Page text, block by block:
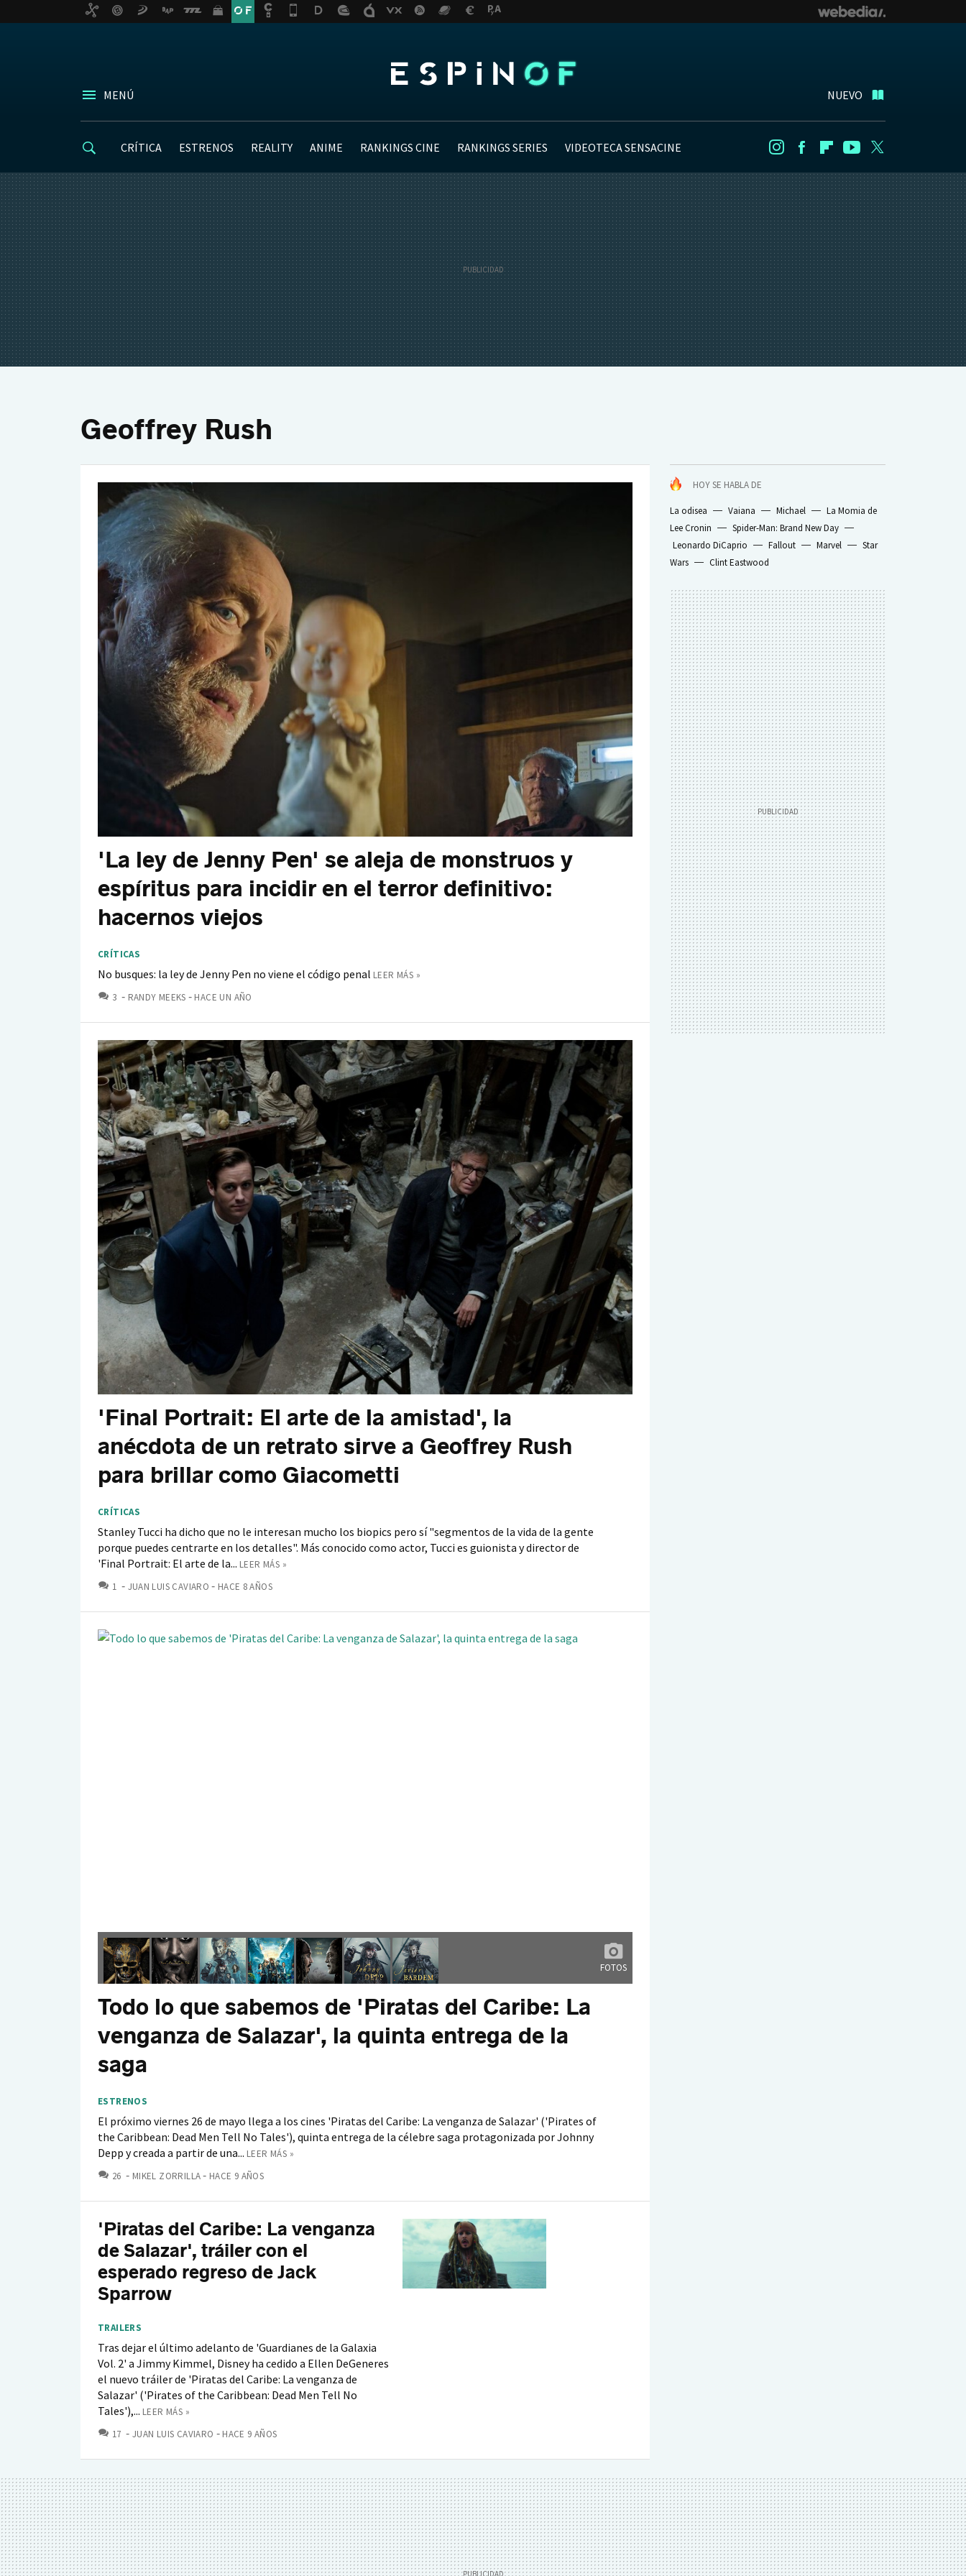
MENÚ NUEVO
CRÍTICA ESTRENOS REALITY ANIME RANKINGS CINE RANKINGS SERIES VIDEOTECA SENSACINE InstagramFacebookFlipboard
Youtube
Geoffrey Rush
HOY SE HABLA DE
La odisea Vaiana Michael
La Momia de
Lee Cronin
Spider-Man: Brand New Day
Leonardo DiCaprio
Fallout Marvel
Star
Wars
Clint Eastwood
'La ley de Jenny Pen' se aleja de monstruos y
espíritus para incidir en el terror definitivo:
hacernos viejos
CRÍTICAS
No busques: la ley de Jenny Pen no viene el código penal LEER MÁS »
3 COMENTARIOS
RANDY MEEKS HACE UN AÑO
'Final Portrait: El arte de la amistad', la
anécdota de un retrato sirve a Geoffrey Rush
para brillar como Giacometti
CRÍTICAS
Stanley Tucci ha dicho que no le interesan mucho los biopics pero sí "segmentos de la vida de la gente
porque puedes centrarte en los detalles". Más conocido como actor, Tucci es guionista y director de
'Final Portrait: El arte de la... LEER MÁS »
1 COMENTARIOS
JUAN LUIS CAVIARO HACE 8 AÑOS
FOTOS
Todo lo que sabemos de 'Piratas del Caribe: La
venganza de Salazar', la quinta entrega de la
saga
ESTRENOS
El próximo viernes 26 de mayo llega a los cines 'Piratas del Caribe: La venganza de Salazar' ('Pirates of
the Caribbean: Dead Men Tell No Tales'), quinta entrega de la célebre saga protagonizada por Johnny
Depp y creada a partir de una... LEER MÁS »
26 COMENTARIOS
MIKEL ZORRILLA HACE 9 AÑOS
'Piratas del Caribe: La venganza
de Salazar', tráiler con el
esperado regreso de Jack
Sparrow
TRAILERS
Tras dejar el último adelanto de 'Guardianes de la Galaxia
Vol. 2' a Jimmy Kimmel, Disney ha cedido a Ellen DeGeneres
el nuevo tráiler de 'Piratas del Caribe: La venganza de
Salazar' ('Pirates of the Caribbean: Dead Men Tell No
Tales'),... LEER MÁS »
17 COMENTARIOS
JUAN LUIS CAVIARO HACE 9 AÑOS